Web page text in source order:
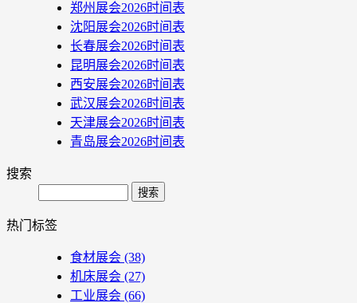
郑州展会2026时间表
沈阳展会2026时间表
长春展会2026时间表
昆明展会2026时间表
西安展会2026时间表
武汉展会2026时间表
天津展会2026时间表
青岛展会2026时间表
搜索
Search
热门标签
食材展会 (38)
机床展会 (27)
工业展会 (66)